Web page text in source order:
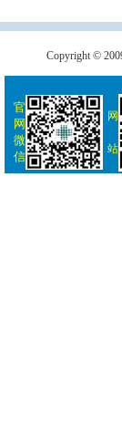
Copyright ©
官
网
微
信
网
站